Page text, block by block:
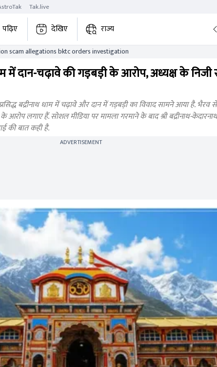
Tak.live
पढ़िए देखिए राज्य
scam allegations bktc orders investigation
में दान-चढ़ावे की गड़बड़ी के आरोप, अध्यक्ष के
बद्रीनाथ धाम में चढ़ावे और दान में गड़बड़ी का विवाद सामने आया है. भैरव
लगाए हैं. सोशल मीडिया पर मामला गरमाने के बाद श्री बद्रीनाथ-
की बात कही है.
ADVERTISEMENT